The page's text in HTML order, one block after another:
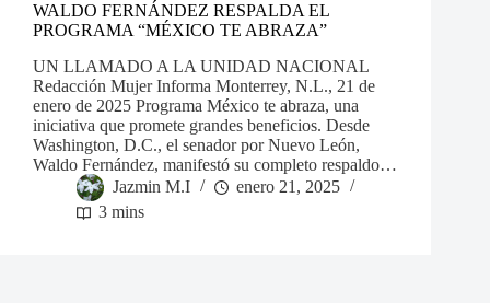
WALDO FERNÁNDEZ RESPALDA EL
PROGRAMA “MÉXICO TE ABRAZA”
UN LLAMADO A LA UNIDAD NACIONAL
Redacción Mujer Informa Monterrey, N.L., 21 de
enero de 2025 Programa México te abraza, una
iniciativa que promete grandes beneficios. Desde
Washington, D.C., el senador por Nuevo León,
Waldo Fernández, manifestó su completo respaldo…
Jazmin M.I
enero 21, 2025
3 mins